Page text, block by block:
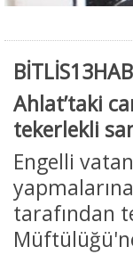
Ahlat’taki
tekerlekli
Engelli
tarafından